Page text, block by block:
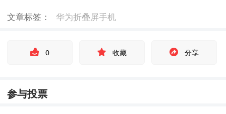
文章标签： 华为折叠屏手机
0 收藏 分享
参与投票